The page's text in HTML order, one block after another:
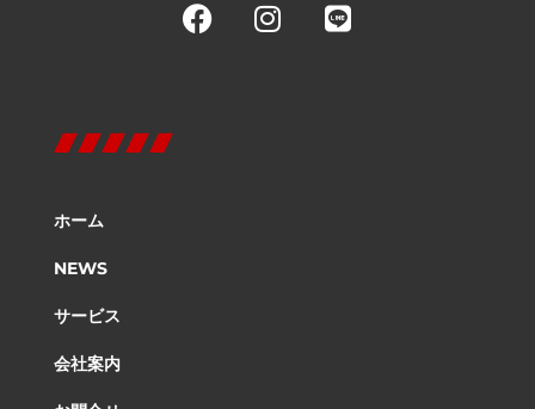
ホーム
NEWS
サービス
会社案内